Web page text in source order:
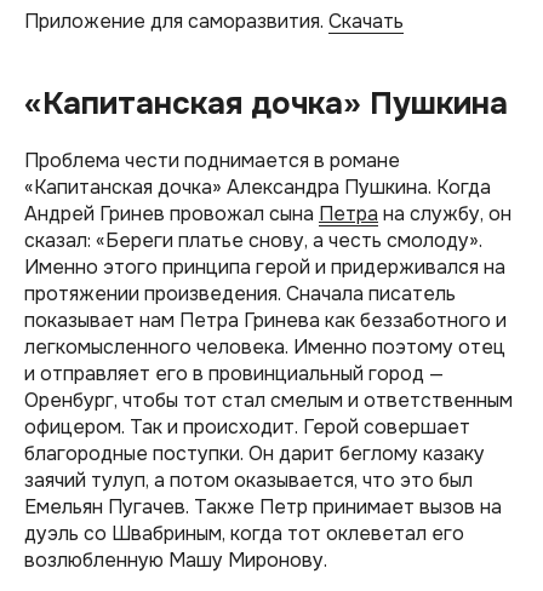
Приложение для саморазвития. Скачать
«Капитанская дочка» Пушкина
Проблема чести поднимается в романе
«Капитанская дочка» Александра Пушкина. Когда
Андрей Гринев провожал сына Петра на службу, он
сказал: «Береги платье снову, а честь смолоду».
Именно этого принципа герой и придерживался на
протяжении произведения. Сначала писатель
показывает нам Петра Гринева как беззаботного и
легкомысленного человека. Именно поэтому отец
и отправляет его в провинциальный город —
Оренбург, чтобы тот стал смелым и ответственным
офицером. Так и происходит. Герой совершает
благородные поступки. Он дарит беглому казаку
заячий тулуп, а потом оказывается, что это был
Емельян Пугачев. Также Петр принимает вызов на
дуэль со Швабриным, когда тот оклеветал его
возлюбленную Машу Миронову.